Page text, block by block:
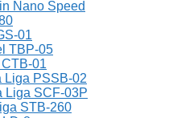
Nano Speed
01
TBP-05
01
Liga PSSB-02
Liga SCF-03P
STB-260